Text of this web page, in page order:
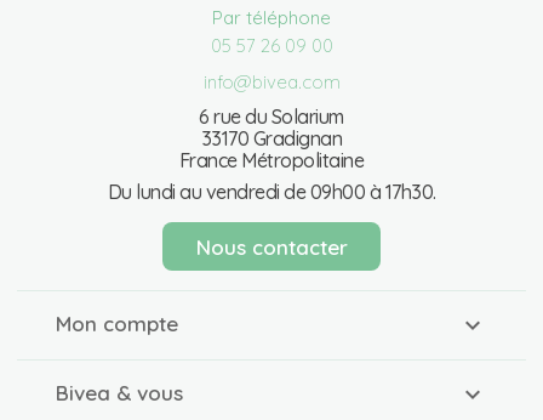
Par téléphone
05 57 26 09 00
info@bivea.com
6 rue du Solarium
33170 Gradignan
France Métropolitaine
Du lundi au vendredi de 09h00 à 17h30.
Nous contacter
Mon compte
Bivea & vous